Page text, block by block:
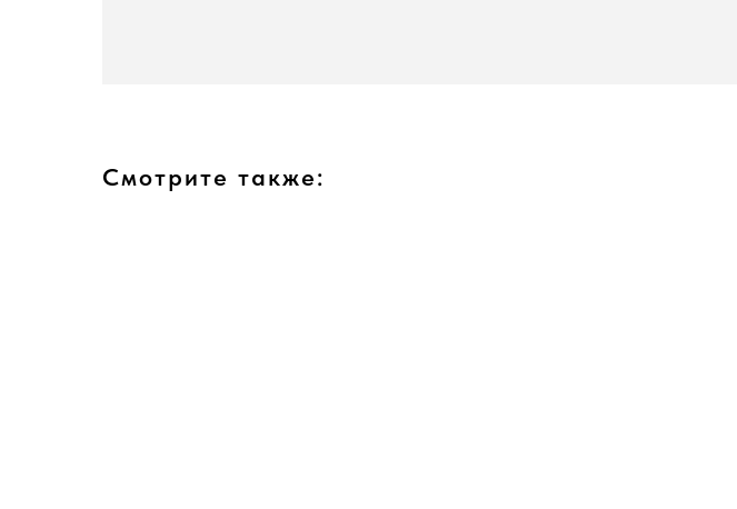
Смотрите также: